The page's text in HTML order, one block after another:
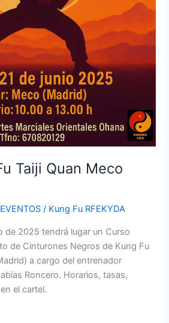
Taiji Quan Meco
EVENTOS / Kung Fu RFEKYDA
de 2025 tendrá lugar un Curso
de Cinturones Negros de Kung Fu
a cargo del entrenador
Roncero. Horarios, tasas,
el cartel.